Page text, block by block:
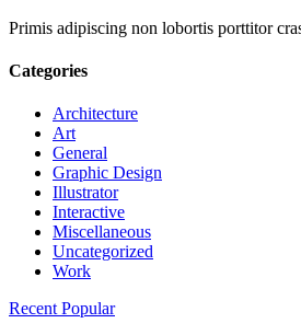
Primis adipiscing non lobortis porttitor
Categories
Architecture
Art
General
Graphic Design
Illustrator
Interactive
Miscellaneous
Uncategorized
Work
Recent Popular